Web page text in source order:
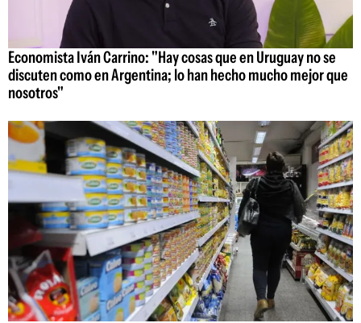
Economista Iván Carrino: "Hay cosas que en Uruguay no se
discuten como en Argentina; lo han hecho mucho mejor que
nosotros"